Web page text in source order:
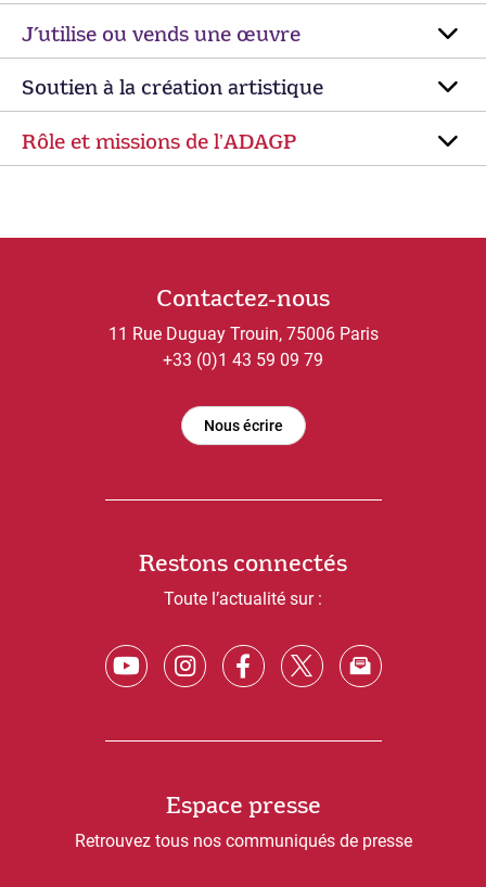
J’utilise ou vends une œuvre
Soutien à la création artistique
Rôle et missions de lʼADAGP
Contactez-nous
11 Rue Duguay Trouin, 75006 Paris
+33 (0)1 43 59 09 79
Nous écrire
Restons connectés
Toute l’actualité sur :
Espace presse
Retrouvez tous nos communiqués de presse